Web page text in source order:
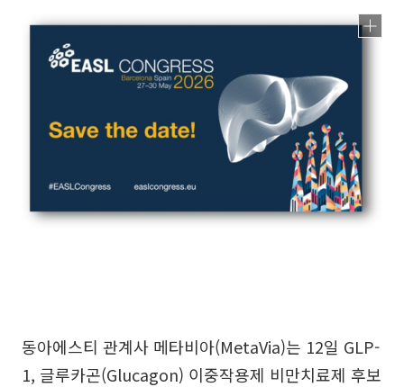
동아에스티 관계사 메타비아(MetaVia)는 12일 GLP-
1, 글루카곤(Glucagon) 이중작용제 비만치료제 후보